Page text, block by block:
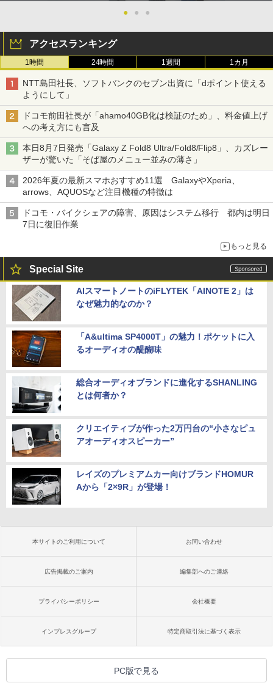
● ● ●
アクセスランキング
1時間 24時間 1週間 1カ月
NTT島田社長、ソフトバンクのセブン出資に「dポイント使える
ようにして」
ドコモ前田社長が「ahamo40GB化は検証のため」、料金値上げ
への考え方にも言及
本日8月7日発売「Galaxy Z Fold8 Ultra/Fold8/Flip8」、カズレー
ザーが驚いた「そば屋のメニュー並みの薄さ」
2026年夏の最新スマホおすすめ11選 GalaxyやXperia、
arrows、AQUOSなど注目機種の特徴は
ドコモ・バイクシェアの障害、原因はシステム移行 都内は明日
7日に復旧作業
もっと見る
Special Site
AIスマートノートのiFLYTEK「AINOTE 2」は
なぜ魅力的なのか？
「A&ultima SP4000T」の魅力！ポケットに入
るオーディオの醍醐味
総合オーディオブランドに進化するSHANLING
とは何者か？
クリエイティブが作った2万円台の“小さなピュ
アオーディオスピーカー”
レイズのプレミアムカー向けブランドHOMUR
Aから「2×9R」が登場！
本サイトのご利用について お問い合わせ
広告掲載のご案内 編集部へのご連絡
プライバシーポリシー 会社概要
インプレスグループ 特定商取引法に基づく表示
PC版で見る